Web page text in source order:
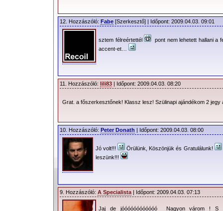
12. Hozzászóló: Fabe [Szerkesztő] | Időpont: 2009.04.03. 09:01
sztem félreértettél
pont nem lehetett hallani a
accent-et…
11. Hozzászóló: lili83 | Időpont: 2009.04.03. 08:20
Grat. a főszerkesztőnek! Klassz lesz! Szülinapi ajándékom 2
10. Hozzászóló: Peter Donath | Időpont: 2009.04.03. 08:00
Jó volt!!! Örülünk, Köszönjük és Gratulálunk!
leszünk!!!
9. Hozzászóló: A Specialista | Időpont: 2009.04.03. 07:13
Jaj de jóóóóóóóóóóóó Nagyon várom ! S